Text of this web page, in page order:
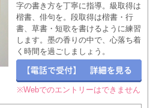
字の書き方を丁寧に指導。級取得は
楷書、俳句を。段取得は楷書・行
書、草書・短歌を書けるように練習
します。墨の香りの中で、心落ち着
く時間を過ごしましょう。
※Webでのエントリーはできません